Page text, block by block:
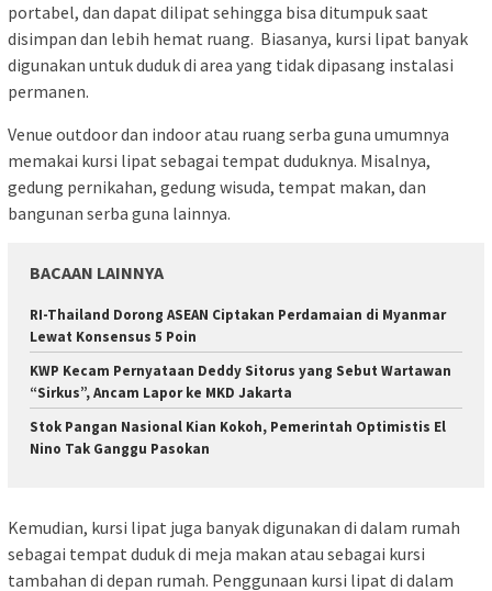
portabel, dan dapat dilipat sehingga bisa ditumpuk saat
disimpan dan lebih hemat ruang. Biasanya, kursi lipat banyak
digunakan untuk duduk di area yang tidak dipasang instalasi
permanen.
Venue outdoor dan indoor atau ruang serba guna umumnya
memakai kursi lipat sebagai tempat duduknya. Misalnya,
gedung pernikahan, gedung wisuda, tempat makan, dan
bangunan serba guna lainnya.
BACAAN LAINNYA
RI-Thailand Dorong ASEAN Ciptakan Perdamaian di Myanmar
Lewat Konsensus 5 Poin
KWP Kecam Pernyataan Deddy Sitorus yang Sebut Wartawan
“Sirkus”, Ancam Lapor ke MKD Jakarta
Stok Pangan Nasional Kian Kokoh, Pemerintah Optimistis El
Nino Tak Ganggu Pasokan
Kemudian, kursi lipat juga banyak digunakan di dalam rumah
sebagai tempat duduk di meja makan atau sebagai kursi
tambahan di depan rumah. Penggunaan kursi lipat di dalam